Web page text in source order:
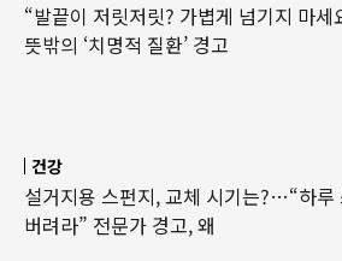
“발끝이 저릿저릿? 가볍게 넘기지 마
뜻밖의 ‘치명적 질환’ 경고
건강
설거지용 스펀지, 교체 시기는?…“하루
버려라” 전문가 경고, 왜